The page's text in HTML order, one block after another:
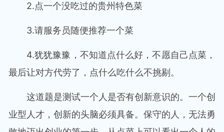
2.点一个没吃过的贵州特色菜
3.请服务员随便推荐一个菜
4.犹犹豫豫，不知道点什么好，不愿自己点菜，
最后让对方代劳了，点什么吃什么不挑剔。
这道题是测试一个人是否有创新意识的。一个创
业型人才，创新的头脑必须具备。保守的人，无法勇